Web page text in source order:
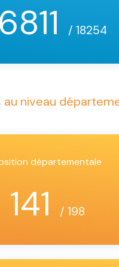
/ 18254
au niveau
départementale
141 / 198